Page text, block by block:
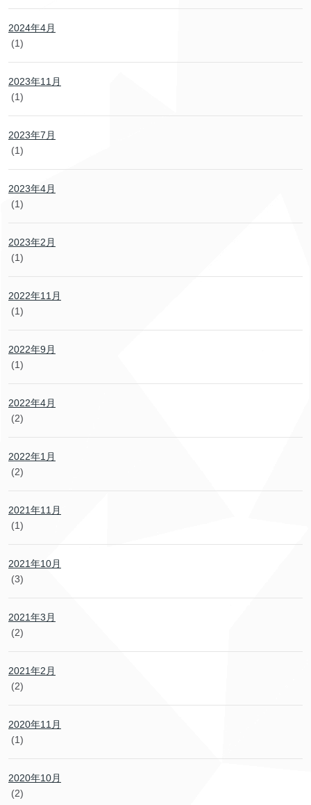
2024年4月
(1)
2023年11月
(1)
2023年7月
(1)
2023年4月
(1)
2023年2月
(1)
2022年11月
(1)
2022年9月
(1)
2022年4月
(2)
2022年1月
(2)
2021年11月
(1)
2021年10月
(3)
2021年3月
(2)
2021年2月
(2)
2020年11月
(1)
2020年10月
(2)